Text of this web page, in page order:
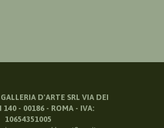
D'ARTE SRL VIA DEI
140 - 00186 - ROMA - IVA:
10654351005